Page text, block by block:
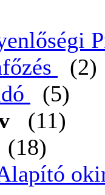
(2)
(5)
(11)
(18)